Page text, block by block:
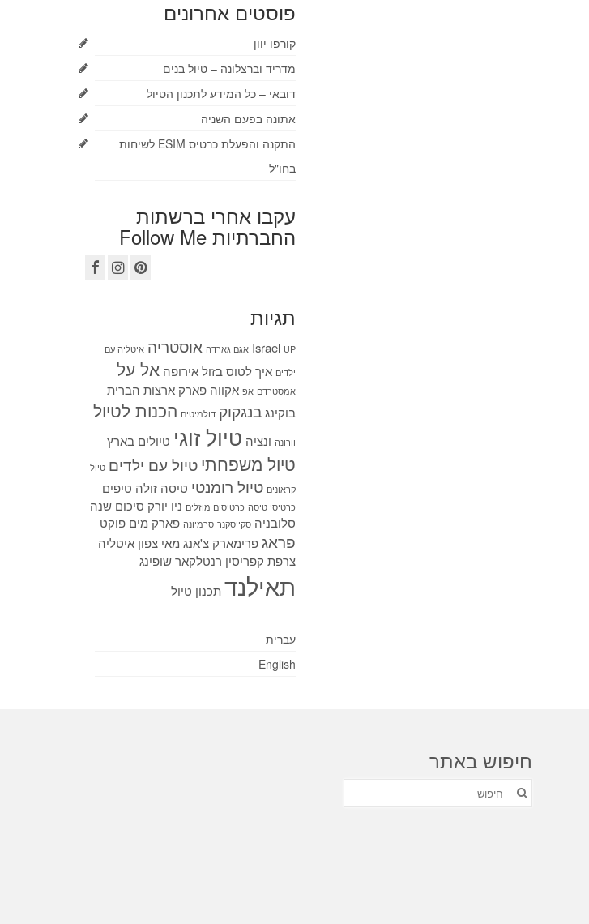
פוסטים אחרונים
קורפו יוון
מדריד וברצלונה – טיול בנים
דובאי – כל המידע לתכנון הטיול
אתונה בפעם השניה
התקנה והפעלת כרטיס ESIM לשיחות
בחו"ל
עקבו אחרי ברשתות
החברתיות Follow Me
תגיות
Israel UP אגם גארדה אוסטריה איטליה עם
ילדים איך לטוס בזול אירופה אל על
אמסטרדם אפ אקווה פארק ארצות הברית
בוקינג בנגקוק דולמיטים הכנות לטיול
וורונה ונציה טיול זוגי טיולים בארץ
טיול משפחתי טיול עם ילדים טיול
קראונים טיול רומנטי טיסה זולה טיפים
כרטיסי טיסה כרטיסים מוזלים ניו יורק סיכום שנה
סלובניה סקייסקנר סרמיונה פארק מים פוקט
פראג פרימארק צ'אנג מאי צפון איטליה
צרפת קפריסין רנטלקאר שופינג
תאילנד תכנון טיול
עברית
English
חיפוש באתר